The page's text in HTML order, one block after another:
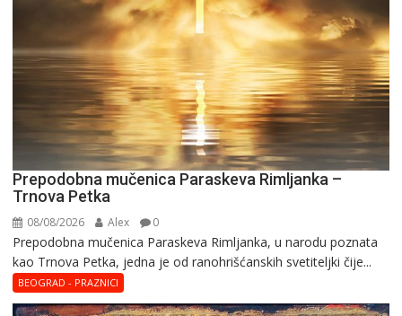
Prepodobna mučenica Paraskeva Rimljanka –
Trnova Petka
08/08/2026 Alex 0
Prepodobna mučenica Paraskeva Rimljanka, u narodu poznata
kao Trnova Petka, jedna je od ranohrišćanskih svetiteljki čije...
BEOGRAD - PRAZNICI